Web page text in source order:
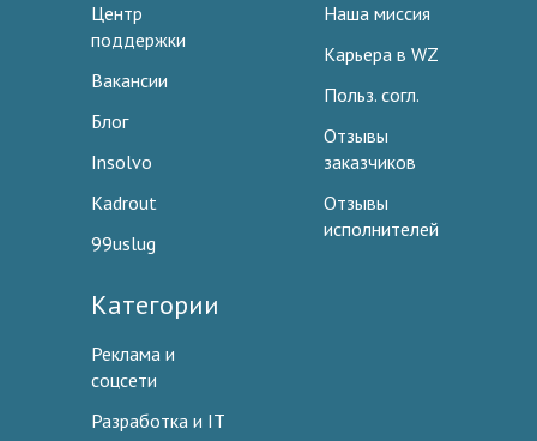
Центр
поддержки
Вакансии
Блог
Insolvo
Kadrout
99uslug
Наша миссия
Карьера в WZ
Польз. согл.
Отзывы
заказчиков
Отзывы
исполнителей
Категории
Реклама и
соцсети
Разработка и IT